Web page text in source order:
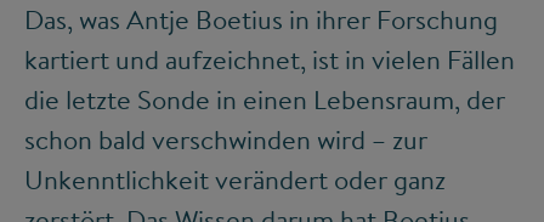
Das, was Antje Boetius in ihrer Forschung
kartiert und aufzeichnet, ist in vielen Fällen
die letzte Sonde in einen Lebensraum, der
schon bald verschwinden wird – zur
Unkenntlichkeit verändert oder ganz